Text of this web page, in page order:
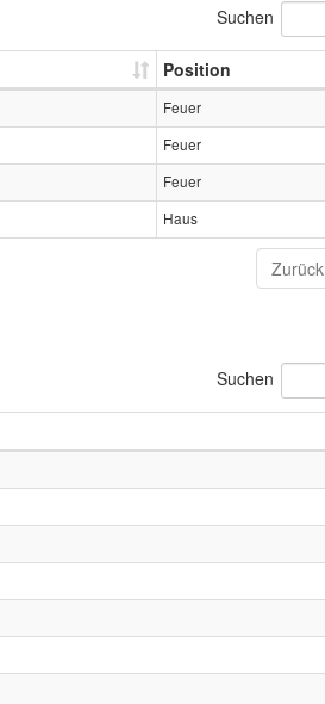
Suchen
Position
Feuer
Feuer
Feuer
Haus
Zurück
Suchen